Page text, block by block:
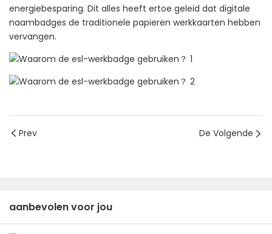
energiebesparing. Dit alles heeft ertoe geleid dat digitale
naambadges de traditionele papieren werkkaarten hebben
vervangen.
Prev De Volgende
aanbevolen voor jou